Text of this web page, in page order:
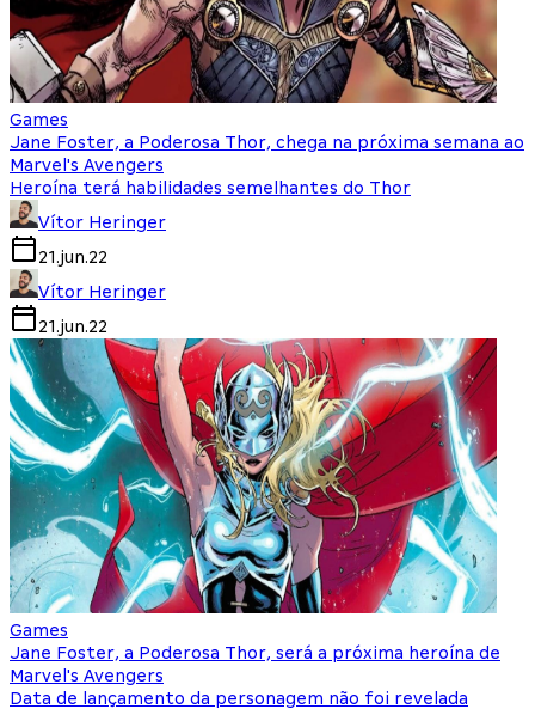
Games
Jane Foster, a Poderosa Thor, chega na próxima semana ao
Marvel's Avengers
Heroína terá habilidades semelhantes do Thor
Vítor Heringer
21.jun.22
Vítor Heringer
21.jun.22
Games
Jane Foster, a Poderosa Thor, será a próxima heroína de
Marvel's Avengers
Data de lançamento da personagem não foi revelada